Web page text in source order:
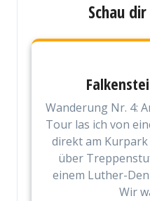
Schau
Wanderung Nr. 4:
Tour las ich von
direkt am
über
einem Luther-
Wir